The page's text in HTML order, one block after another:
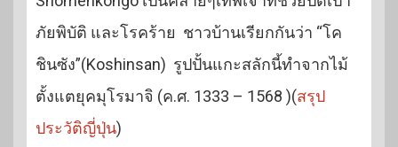
ภัยพิบัติ และโรคร้าย ชาวบ้านเรียกกันว่า “โค
ชินซัง”(Koshinsan) รูปปั้นแกะสลักนี้ทำจากไม้
ตั้งแตยุคมุโรมาจิ (ค.ศ. 1333 – 1568 )(สรุป
ประวัติญี่ปุ่น)